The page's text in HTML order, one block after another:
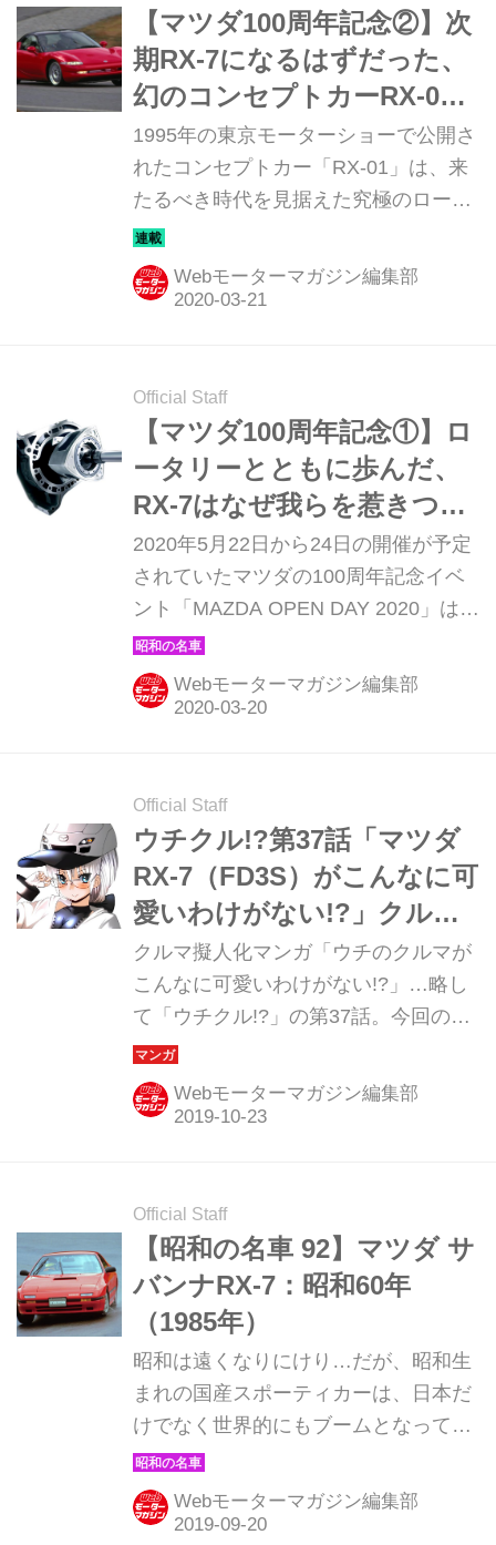
ア山本健一氏だった。この連載ではそ
の開発過程から1991年のマツダ787B
によるル・マン24時間制覇までを、マ
ツダOBの小早川隆治さんの話に基づ
いて辿ってみる。
【マツダ100周年記念②】次
期RX-7になるはずだった、
幻のコンセプトカーRX-01
同乗試乗記
1995年の東京モーターショーで公開さ
れたコンセプトカー「RX-01」は、来
たるべき時代を見据えた究極のロータ
リーパッケージだった。だが、さまざ
まな障害が発生した結果、残念ながら
お倉入りしてしまった。このクルマこ
たに違いない。ショー閉幕直後に広
島・三次テストコースでごく少数の媒
体を招いて開催された同乗試乗会の記
憶を紐解く。＜ホリデーオート誌1996
年1月26日号より＞
Webモーターマガジン編集部
Official Staff
【マツダ100周年記念①】ロ
ータリーとともに歩んだ、
RX-7はなぜ我らを惹きつけ
るのか!?
2020年5月22日から24日の開催が予定
されていたマツダの100周年記念イベ
ント「MAZDA OPEN DAY 2020」は新
型コロナウイルスの影響で、残念なが
ら今秋以降に延期が決定。その代わり
と言っては何だが、マツダを象徴する
連載で紹介していこうと思う。第1回
は歴代RX-7の魅力を再確認したい。
Webモーターマガジン編集部
Official Staff
ウチクル!?第37話「マツダ
RX-7（FD3S）がこんなに可
愛いわけがない!?」クルマ
擬人化マンガ
クルマ擬人化マンガ「ウチのクルマが
こんなに可愛いわけがない!?」…略し
て「ウチクル!?」の第37話。今回の主
人公はロータリーエンジンを搭載した
ピュアスポーツカー、3代目の「マツ
ダ RX-7（FD3S）」だ。漫画：鈴木秀
Webモーターマガジン編集部
Official Staff
【昭和の名車 92】マツダ サ
バンナRX-7：昭和60年
（1985年）
昭和は遠くなりにけり…だが、昭和生
まれの国産スポーティカーは、日本だ
けでなく世界的にもブームとなってい
る。そんな昭和の名車たちを時系列で
紹介していこう。今回は昭和60年発売
のマツダ サバンナRX-7（2代目）だ。
Webモーターマガジン編集部